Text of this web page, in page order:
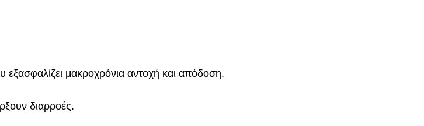
εξασφαλίζει μακροχρόνια αντοχή και απόδοση.
διαρροές.